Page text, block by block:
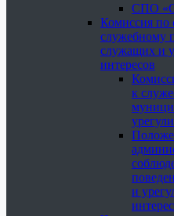
СПО
Комиссия по
служебному
служащих и
интересов
к
и